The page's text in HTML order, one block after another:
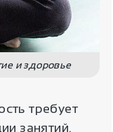
и здоровье
требует
занятий.